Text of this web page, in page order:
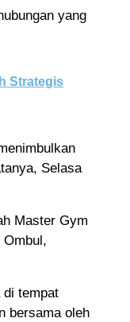
yang
Strategis
Selasa
Master Gym
di tempat
bersama oleh